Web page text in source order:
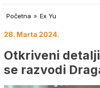
Početna » Ex Yu
28. Marta 2024.
Otkriveni
se razvodi